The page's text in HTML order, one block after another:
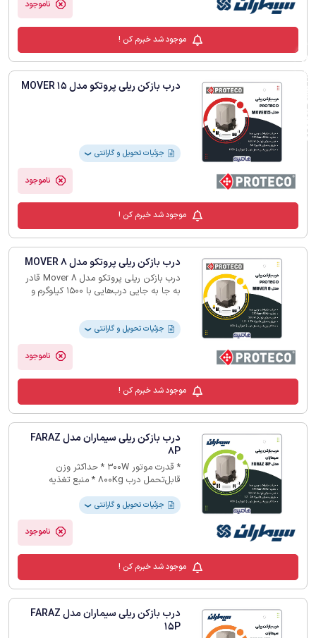
ناموجود
موجود شد خبرم کن !
درب بازکن ریلی پروتکو مدل MOVER 15
جزئیات تحویل و گارانتی ❯
ناموجود
موجود شد خبرم کن !
درب بازکن ریلی پروتکو مدل MOVER 8
درب بازکن ریلی پروتکو مدل ‏Mover 8‎‏ قادر
به جا به جایی درب‌هایی با 1500 کیلوگرم و
جزئیات تحویل و گارانتی ❯
ناموجود
موجود شد خبرم کن !
درب بازکن ریلی سیماران مدل FARAZ
8P
* قدرت موتور 300W * حداکثر وزن
قابل‌تحمل درب 800Kg * منبع تغذیه
حفاظتی IP44 * سیستم دو سرعته * دارای
خلاص‌کن دستی در هنگام قطع برق
جزئیات تحویل و گارانتی ❯
ناموجود
موجود شد خبرم کن !
درب بازکن ریلی سیماران مدل FARAZ
15P
فیلترهای لیست محصولات